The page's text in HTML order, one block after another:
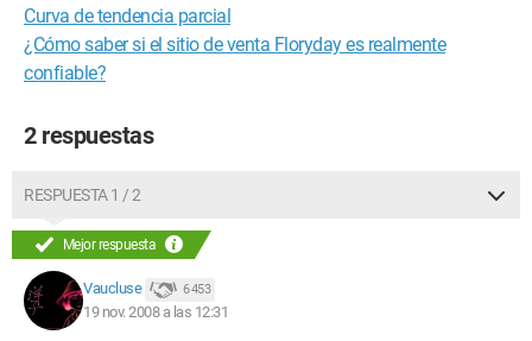
Curva de tendencia parcial
¿Cómo saber si el sitio de venta Floryday es realmente
confiable?
2 respuestas
RESPUESTA 1 / 2
Mejor respuesta
Vaucluse 6 453
19 nov. 2008 a las 12:31